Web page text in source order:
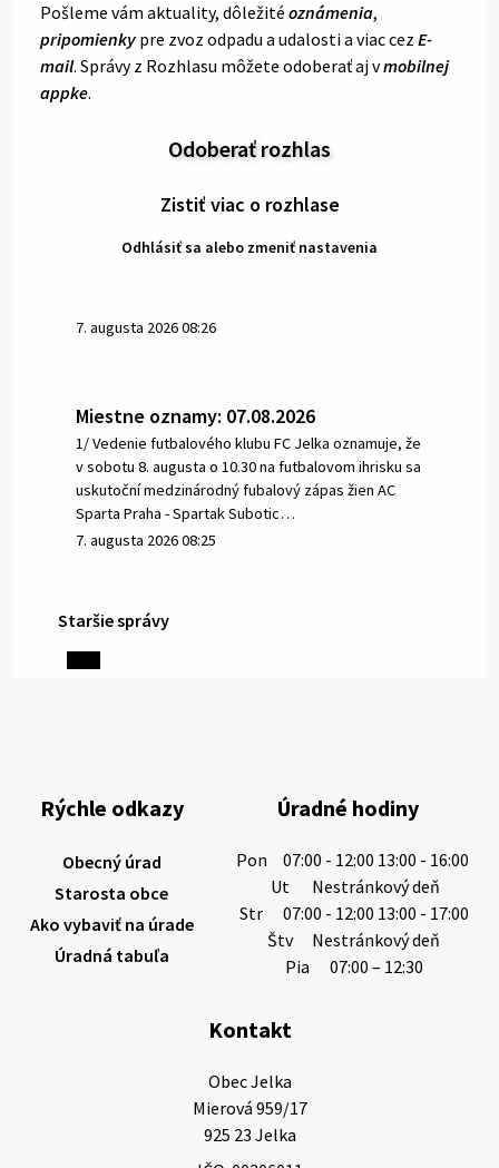
Pošleme vám aktuality, dôležité oznámenia,
pripomienky pre zvoz odpadu a udalosti a viac cez E-
mail. Správy z Rozhlasu môžete odoberať aj vmobilnej
appke.
Odoberať rozhlas
Zistiť viac o rozhlase
Odhlásiť sa alebo zmeniť nastavenia
7. augusta 2026 08:26
Miestne oznamy: 07.08.2026
1/ Vedenie futbalového klubu FC Jelka oznamuje, že
v sobotu 8. augusta o 10.30 na futbalovom ihrisku sa
uskutoční medzinárodný fubalový zápas žien AC
Sparta Praha - Spartak Subotic…
7. augusta 2026 08:25
6. augusta 2026 08:13
výdatnosti vodárenských zdrojov.
Západoslovenská vodárenská spoločnosť preto
6. augusta 2026 08:12
5. augusta 2026 13:10
Smútočný oznam: 05.08.2026 1/ Vážení obyvatelia!S
hlbokým zármutkom Vám oznamujeme, že vo veku
73 rokov nás opustila Irena Tanková, rodená
Tanková. Pohreb zosnulej bude dňa 6.08.20…
Staršie správy
Rýchle odkazy
Obecný úrad
Starosta obce
Ako vybaviť na úrade
Úradná tabuľa
Úradné hodiny
Pon
07:00 - 12:00 13:00 - 16:00
Ut
Nestránkový deň
Str
07:00 - 12:00 13:00 - 17:00
Štv
Nestránkový deň
Pia
07:00 – 12:30
Kontakt
Obec Jelka
Mierová 959/17
925 23 Jelka